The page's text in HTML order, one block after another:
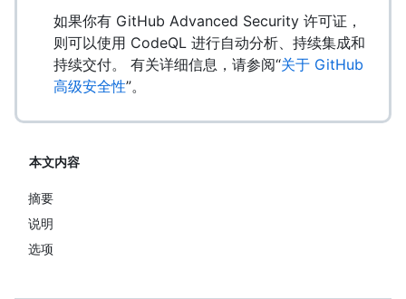
如果你有 GitHub Advanced Security 许可证，
则可以使用 CodeQL 进行自动分析、持续集成和
持续交付。 有关详细信息，请参阅“关于 GitHub
高级安全性”。
本文内容
摘要
说明
选项